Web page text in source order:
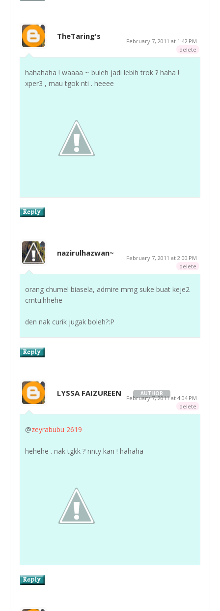
TheTaring's
February 7, 2011 at 1:42 PM
delete
hahahaha ! waaaa ~ buleh jadi lebih trok ? haha !
xper3 , mau tgok nti . heeee
nazirulhazwan~
February 7, 2011 at 2:00 PM
delete
orang chumel biasela, admire mmg suke buat keje2
cmtu.hhehe
den nak curik jugak boleh?:P
LYSSA FAIZUREEN AUTHOR
February 7, 2011 at 4:04 PM
delete
@zeyrabubu 2619
hehehe . nak tgkk ? nnty kan ! hahaha